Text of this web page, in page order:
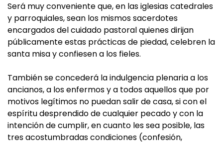
Será muy conveniente que, en las iglesias catedrales
y parroquiales, sean los mismos sacerdotes
encargados del cuidado pastoral quienes dirijan
públicamente estas prácticas de piedad, celebren la
santa misa y confiesen a los fieles.
También se concederá la indulgencia plenaria a los
ancianos, a los enfermos y a todos aquellos que por
motivos legítimos no puedan salir de casa, si con el
espíritu desprendido de cualquier pecado y con la
intención de cumplir, en cuanto les sea posible, las
tres acostumbradas condiciones (confesión,